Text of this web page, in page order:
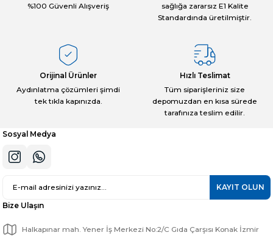
Ürün fiyatı diğer sitelerden daha pahalı.
%100 Güvenli Alışveriş
sağlığa zararsız E1 Kalite
Standardında üretilmiştir.
Orijinal Ürünler
Aydınlatma çözümleri şimdi
tek tıkla kapınızda.
Hızlı Teslimat
Tüm siparişleriniz size
depomuzdan en kısa sürede
tarafınıza teslim edilir.
Sosyal Medya
KAYIT OLUN
Bize Ulaşın
Halkapınar mah. Yener İş Merkezi No:2/C Gıda Çarşısı Konak İzmir